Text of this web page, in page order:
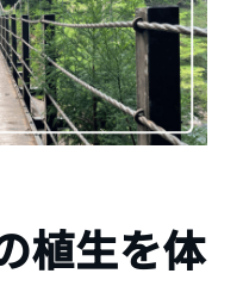
植生を体